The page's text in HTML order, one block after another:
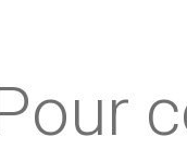
se distingue par